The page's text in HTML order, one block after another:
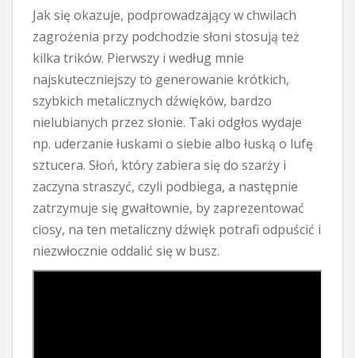
Jak się okazuje, podprowadzający w chwilach
zagrożenia przy podchodzie słoni stosują też
kilka trików. Pierwszy i według mnie
najskuteczniejszy to generowanie krótkich,
szybkich metalicznych dźwięków, bardzo
nielubianych przez słonie. Taki odgłos wydaje
np. uderzanie łuskami o siebie albo łuską o lufę
sztucera. Słoń, który zabiera się do szarży i
zaczyna straszyć, czyli podbiega, a następnie
zatrzymuje się gwałtownie, by zaprezentować
ciosy, na ten metaliczny dźwięk potrafi odpuścić i
niezwłocznie oddalić się w busz.